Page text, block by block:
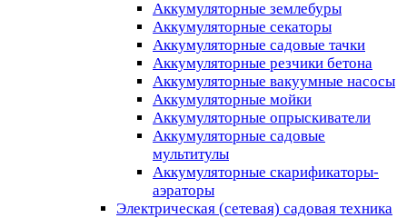
Аккумуляторные землебуры
Аккумуляторные секаторы
Аккумуляторные садовые тачки
Аккумуляторные резчики бетона
Аккумуляторные вакуумные насосы
Аккумуляторные мойки
Аккумуляторные опрыскиватели
Аккумуляторные садовые
мультитулы
Аккумуляторные скарификаторы-
аэраторы
Электрическая (сетевая) садовая техника